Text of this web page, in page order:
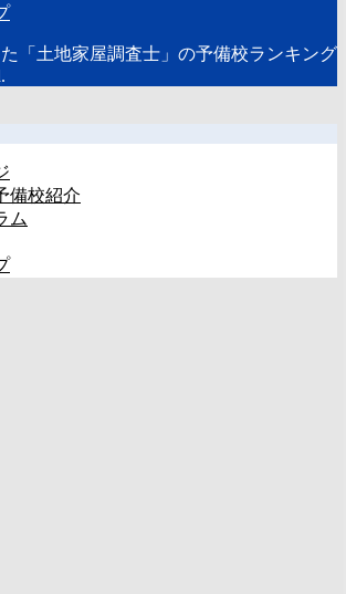
「土地家屋調査士」の予備校ランキング
備校紹介
ム